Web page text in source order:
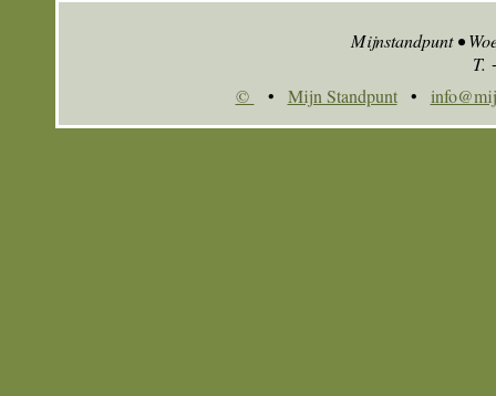
Mijnstandpunt •
T.
©
• Mijn Standpunt •